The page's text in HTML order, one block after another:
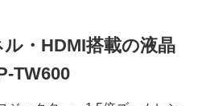
・HDMI搭載の液晶
TW600